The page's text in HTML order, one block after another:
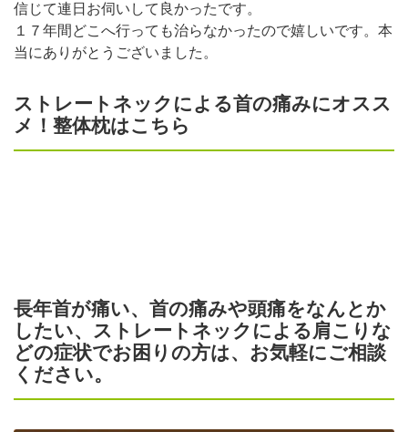
信じて連日お伺いして良かったです。
１７年間どこへ行っても治らなかったので嬉しいです。本
当にありがとうございました。
ストレートネックによる首の痛みにオスス
メ！整体枕はこちら
長年首が痛い、首の痛みや頭痛をなんとか
したい、ストレートネックによる肩こりな
どの症状でお困りの方は、お気軽にご相談
ください。